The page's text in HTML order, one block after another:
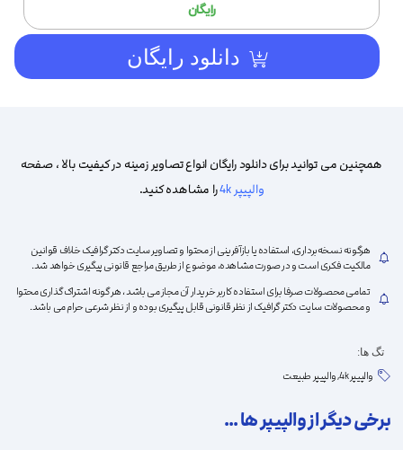
رایگان
دانلود رایگان
مندی
همچنین می توانید برای دانلود رایگان انواع تصاویر زمینه در کیفیت بالا ، صفحه
والپیپر 4k
را مشاهده کنید.
هرگونه نسخه‌برداری، استفاده یا بازآفرینی از محتوا و تصاویر سایت دکتر گرافیک خلاف قوانین
مالکیت فکری است و در صورت مشاهده، موضوع از طریق مراجع قانونی پیگیری خواهد شد.
تمامی محصولات صرفا برای استفاده کاربر خریدار آن مجاز می باشد ، هر گونه اشتراک گذاری محتوا
و محصولات سایت دکتر گرافیک از نظر قانونی قابل پیگیری بوده و از نظر شرعی حرام می باشد.
تگ ها:
والپیپر 4k ,والپیپر طبیعت
برخی دیگر از والپیپر ها ...